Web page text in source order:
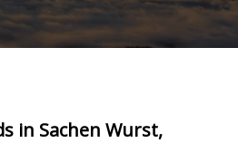
in Sachen Wurst,